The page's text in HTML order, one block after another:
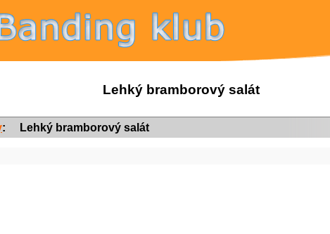
Lehký bramborový salát
: Lehký bramborový salát